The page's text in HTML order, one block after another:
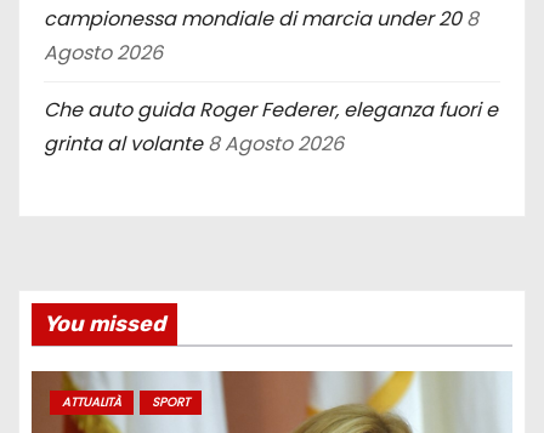
campionessa mondiale di marcia under 20 8
Agosto 2026
Che auto guida Roger Federer, eleganza fuori e
grinta al volante 8 Agosto 2026
You missed
ATTUALITÀ SPORT